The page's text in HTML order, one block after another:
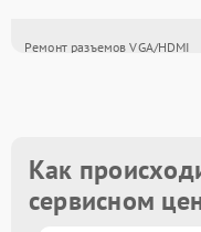
Ремонт разъемов VGA/HDMI
Замена корпусных элементов
Ремонт механизма
Как
сервисном